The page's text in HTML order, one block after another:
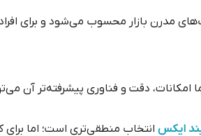
مدرن بازار محسوب می‌شود و برای
امکانات، دقت و فناوری پیشرفته‌تر آن
ایکس انتخاب منطقی‌تری است؛ اما برای